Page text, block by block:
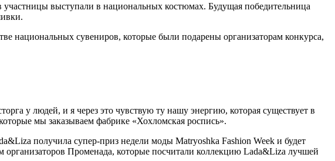
выступали в национальных костюмах. Будущая победительница
национальных сувениров, которые были подарены организаторам конкурса,
у людей, и я через это чувствую ту нашу энергию, которая существует в
мы заказываем фабрике «Хохломская роспись».
получила супер-приз недели моды Matryoshka Fashion Week и будет
Променада, которые посчитали коллекцию Lada&Liza лучшей